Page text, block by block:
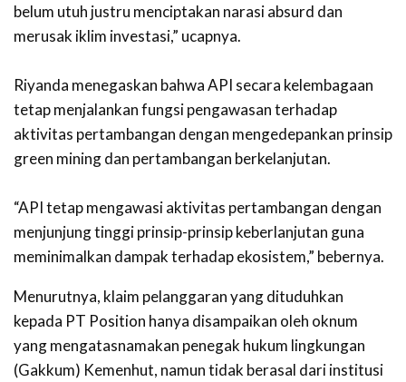
belum utuh justru menciptakan narasi absurd dan
merusak iklim investasi,” ucapnya.
‎Riyanda menegaskan bahwa API secara kelembagaan
tetap menjalankan fungsi pengawasan terhadap
aktivitas pertambangan dengan mengedepankan prinsip
green mining dan pertambangan berkelanjutan.
‎“API tetap mengawasi aktivitas pertambangan dengan
menjunjung tinggi prinsip-prinsip keberlanjutan guna
meminimalkan dampak terhadap ekosistem,” bebernya.
Menurutnya, klaim pelanggaran yang dituduhkan
kepada PT Position hanya disampaikan oleh oknum
yang mengatasnamakan penegak hukum lingkungan
(Gakkum) Kemenhut, namun tidak berasal dari institusi